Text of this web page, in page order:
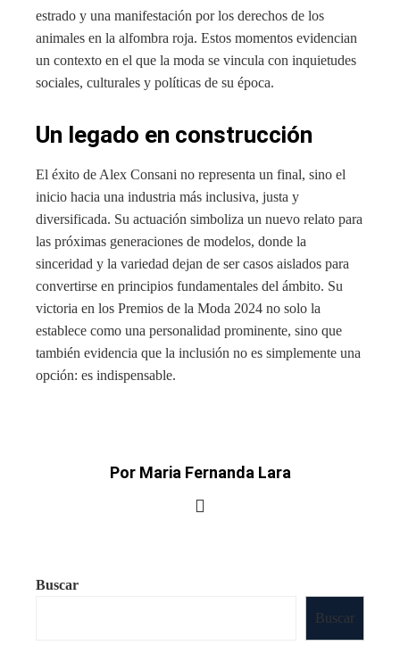
estrado y una manifestación por los derechos de los
animales en la alfombra roja. Estos momentos evidencian
un contexto en el que la moda se vincula con inquietudes
sociales, culturales y políticas de su época.
Un legado en construcción
El éxito de Alex Consani no representa un final, sino el
inicio hacia una industria más inclusiva, justa y
diversificada. Su actuación simboliza un nuevo relato para
las próximas generaciones de modelos, donde la
sinceridad y la variedad dejan de ser casos aislados para
convertirse en principios fundamentales del ámbito. Su
victoria en los Premios de la Moda 2024 no solo la
establece como una personalidad prominente, sino que
también evidencia que la inclusión no es simplemente una
opción: es indispensable.
Por Maria Fernanda Lara
Buscar
Buscar